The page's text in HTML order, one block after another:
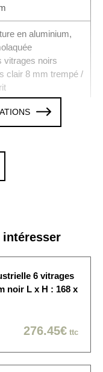
en aluminium,
vitrages noirs
clair 8 mm trempé /
trempé 8 mm
est fixée sur
est
/ Choix du
vous: 1/2
intéresser
6 vitrages
noir L x H : 168 x
276.45€ ttc